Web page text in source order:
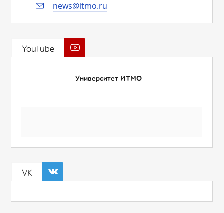
news@itmo.ru
YouTube
Университет ИТМО
VK